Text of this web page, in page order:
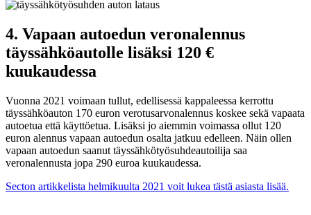
4. Vapaan autoedun veronalennus
täyssähköautolle lisäksi 120 €
kuukaudessa
Vuonna 2021 voimaan tullut, edellisessä kappaleessa kerrottu
täyssähköauton 170 euron verotusarvonalennus koskee sekä vapaata
autoetua että käyttöetua. Lisäksi jo aiemmin voimassa ollut 120
euron alennus vapaan autoedun osalta jatkuu edelleen. Näin ollen
vapaan autoedun saanut täyssähkötyösuhdeautoilija saa
veronalennusta jopa 290 euroa kuukaudessa.
Secton artikkelista helmikuulta 2021 voit lukea tästä asiasta lisää.